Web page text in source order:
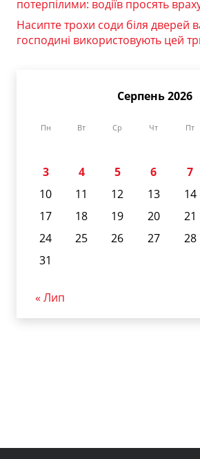
потерпілими: водіїв просять
Насипте трохи соди біля дверей
господині використовують цей
Серпень 2026
Пн Вт Ср Чт Пт
3
4 5 6 7
10
11 12 13 14
17
18 19 20 21
24
25 26 27 28
31
« Лип